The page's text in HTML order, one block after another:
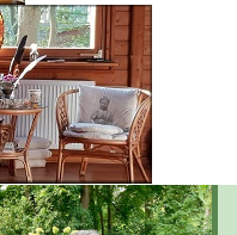
Teil 1
die Schöpfungbesteht